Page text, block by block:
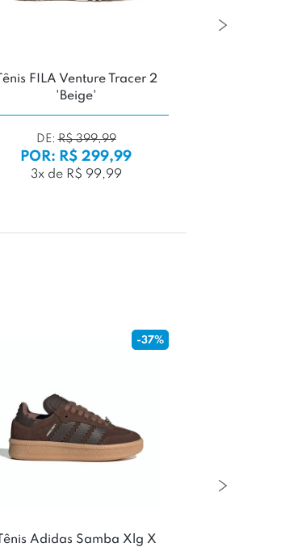
Tênis FILA Venture Tracer 2
'Beige'
DE:R$ 399,99
POR: R$ 299,99
3x de R$ 99,99
-37%
Tênis Adidas Samba Xlg X